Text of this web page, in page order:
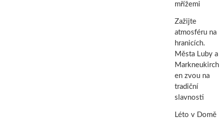
mřížemi
Zažijte
atmosféru na
hranicích.
Města Luby a
Markneukirch
en zvou na
tradiční
slavnosti
Léto v Domě